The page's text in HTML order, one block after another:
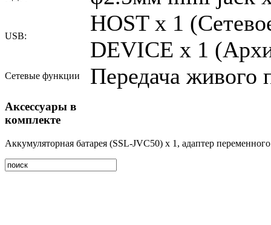
USB:
HOST x 1
DEVICE x 1
Сетевые функции Передача живого
Аксессуары в
комплекте
Аккумуляторная батарея (SSL-JVC50) x 1, адаптер